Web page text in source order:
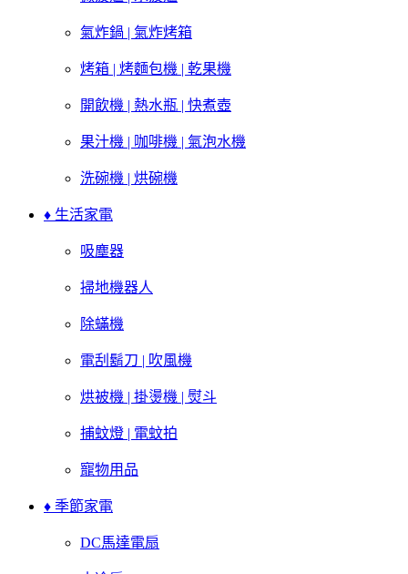
氣炸鍋 | 氣炸烤箱
烤箱 | 烤麵包機 | 乾果機
開飲機 | 熱水瓶 | 快煮壺
果汁機 | 咖啡機 | 氣泡水機
洗碗機 | 烘碗機
♦ 生活家電
吸塵器
掃地機器人
除蟎機
電刮鬍刀 | 吹風機
烘被機 | 掛燙機 | 熨斗
捕蚊燈 | 電蚊拍
寵物用品
♦ 季節家電
DC馬達電扇